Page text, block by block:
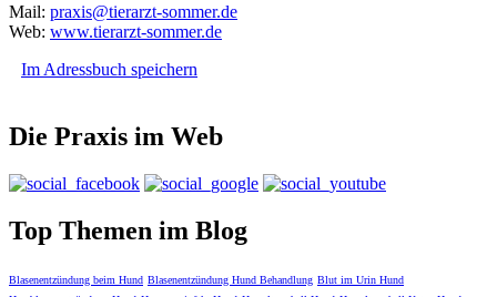
Mail: praxis@tierarzt-sommer.de
Web: www.tierarzt-sommer.de
Im Adressbuch speichern
Die Praxis im Web
Top Themen im Blog
Blasenentzündung beim Hund Blasenentzündung Hund Behandlung Blut im Urin Hund